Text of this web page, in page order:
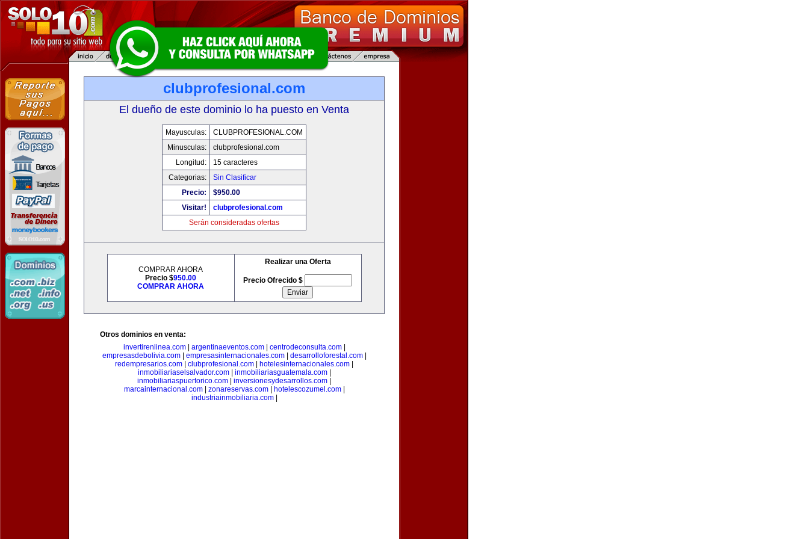
clubprofesional.com
El dueño de este dominio lo ha puesto en Venta
Mayusculas:
CLUBPROFESIONAL.COM
Minusculas:
clubprofesional.com
Longitud:
15 caracteres
Categorias:
Sin Clasificar
Precio:
$950.00
Visitar!
clubprofesional.com
Serán consideradas ofertas
COMPRAR AHORA
Precio $950.00
COMPRAR AHORA
Realizar una Oferta
Precio Ofrecido $
Otros dominios en venta:
invertirenlinea.com| argentinaeventos.com| centrodeconsulta.com|
empresasdebolivia.com| empresasinternacionales.com| desarrolloforestal.com|
redempresarios.com
clubprofesional.com hotelesinternacionales.com
inmobiliariaselsalvador.com| inmobiliariasguatemala.com|
inmobiliariaspuertorico.com
inversionesydesarrollos.com
marcainternacional.com| zonareservas.com| hotelescozumel.com|
industriainmobiliaria.com|